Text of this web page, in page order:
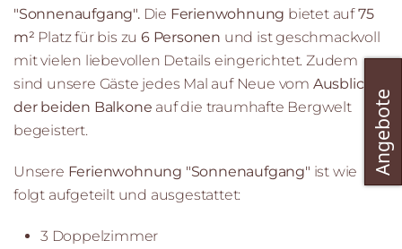
"Sonnenaufgang". Die Ferienwohnung bietet auf75
m² Platz für bis zu6 Personen und ist geschmackvoll
mit vielen liebevollen Details eingerichtet. Zudem
sind unsere Gäste jedes Mal auf Neue vom Ausblick
der beiden Balkone auf die traumhafte Bergwelt
begeistert.
Unsere Ferienwohnung "Sonnenaufgang" ist wie
folgt aufgeteilt und ausgestattet:
3 Doppelzimmer